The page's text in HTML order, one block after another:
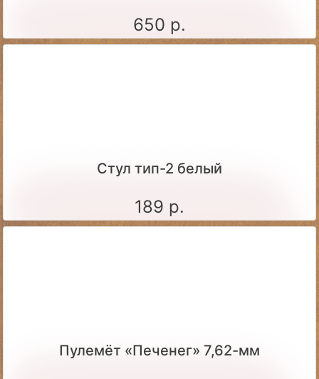
650 р.
Стул тип-2 белый
189 р.
Пулемёт «Печенег» 7,62-мм